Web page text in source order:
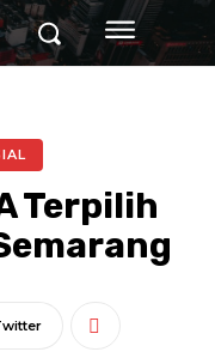
Terpilih